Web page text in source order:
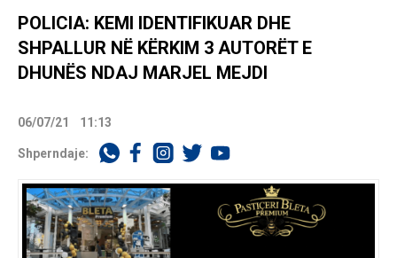
POLICIA: KEMI IDENTIFIKUAR DHE
SHPALLUR NË KËRKIM 3 AUTORËT E
DHUNËS NDAJ MARJEL MEJDI
06/07/21 11:13
Shperndaje: